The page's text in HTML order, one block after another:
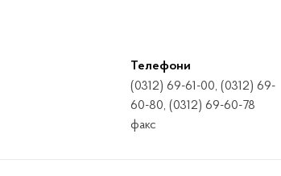
Телефони
(0312) 69-61-00, (0312) 69-
60-80, (0312) 69-60-78
факс